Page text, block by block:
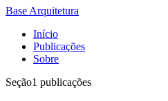
Base Arquitetura
Início
Publicações
Sobre
Seção1 publicações